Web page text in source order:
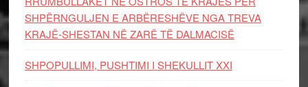
SHPËRNGULJEN E ARBËRESHËVE NGA TREVA
KRAJË-SHESTAN NË ZARË TË DALMACISË
SHPOPULLIMI, PUSHTIMI I SHEKULLIT XXI